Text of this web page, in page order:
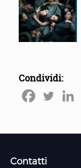
Condividi:
Contatti